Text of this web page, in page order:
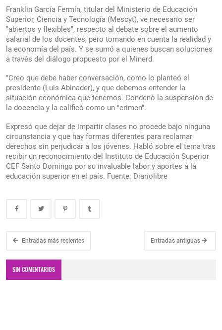
Franklin García Fermín, titular del Ministerio de Educación
Superior, Ciencia y Tecnología (Mescyt), ve necesario ser
"abiertos y flexibles", respecto al debate sobre el aumento
salarial de los docentes, pero tomando en cuenta la realidad y
la economía del país. Y se sumó a quienes buscan soluciones
a través del diálogo propuesto por el Minerd.
"Creo que debe haber conversación, como lo planteó el
presidente (Luis Abinader), y que debemos entender la
situación económica que tenemos. Condenó la suspensión de
la docencia y la calificó como un "crimen".
Expresó que dejar de impartir clases no procede bajo ninguna
circunstancia y que hay formas diferentes para reclamar
derechos sin perjudicar a los jóvenes. Habló sobre el tema tras
recibir un reconocimiento del Instituto de Educación Superior
CEF Santo Domingo por su invaluable labor y aportes a la
educación superior en el país. Fuente: Diariolibre
Entradas más recientes Entradas antiguas
SIN COMENTARIOS